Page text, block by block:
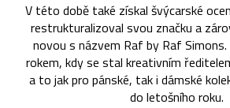
V této době také získal švýcarské
restrukturalizoval svou značku a
novou s názvem Raf by Raf
rokem, kdy se stal kreativním
a to jak pro pánské, tak i dámské
do letošního roku.